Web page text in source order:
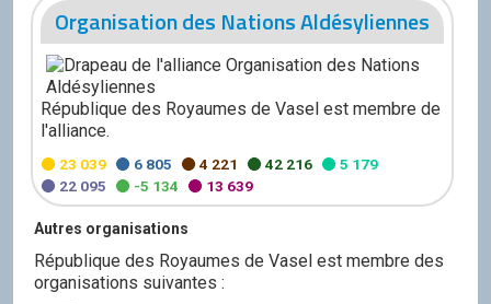
Organisation des Nations Aldésyliennes
République des Royaumes de Vasel est membre de
l'alliance.
23 039 6 805 4 221 42 216
5 179
22 095
-5 134 13 639
Autres organisations
République des Royaumes de Vasel est membre des
organisations suivantes :